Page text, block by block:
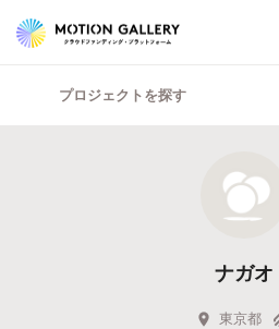
プロジェクトを探す
ナガオ
東京都